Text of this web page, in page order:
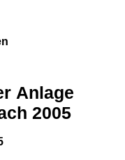
Anlage
2005